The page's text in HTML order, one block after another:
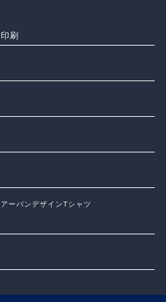
刷
バンデザインTシャツ